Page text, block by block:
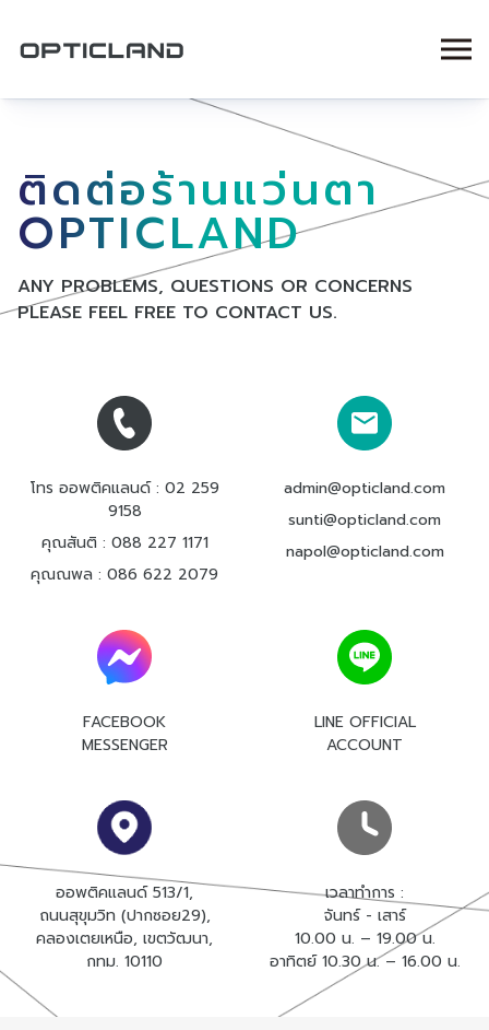
ติดต่อร้านแว่นตา
OPTICLAND
ANY PROBLEMS, QUESTIONS OR CONCERNS
PLEASE FEEL FREE TO CONTACT US.
โทร ออพติคแลนด์ : 02 259
9158
คุณสันติ : 088 227 1171
คุณณพล : 086 622 2079
admin@opticland.com
sunti@opticland.com
napol@opticland.com
FACEBOOK
MESSENGER
LINE OFFICIAL
ACCOUNT
ออพติคแลนด์ 513/1,
ถนนสุขุมวิท (ปากซอย29),
คลองเตยเหนือ, เขตวัฒนา,
กทม. 10110
เวลาทำการ :
จันทร์ - เสาร์
10.00 น. – 19.00น.
อาทิตย์ 10.30 น. – 16.00 น.